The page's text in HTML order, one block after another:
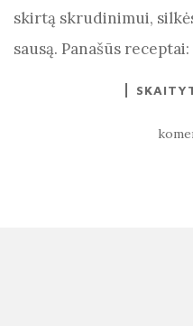
skirtą skrudinimui,
sausą. Panašūs